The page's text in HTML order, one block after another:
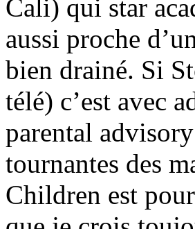
Cali) qui star
aussi proche
bien drainé. Si
télé) c’est avec
parental
tournantes des
Children est